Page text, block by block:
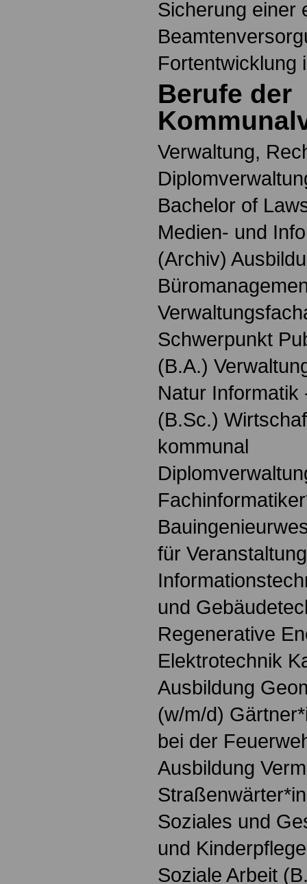
Sicherung einer
Fortentwicklung
Berufe der
Verwaltung,
Bachelor of
Medien- und
(Archiv)
Schwerpunkt
(B.A.)
Natur Informatik
(B.Sc.)
kommunal
für
und
Regenerative
Elektrotechnik
Ausbildung
(w/m/d)
bei der
Ausbildung
Soziales und
und
Soziale Arbeit